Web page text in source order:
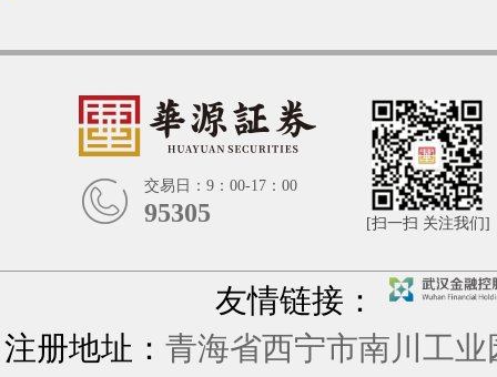
交易日：9：00-17：00
95305 [扫一扫 关注我们]
友情链接：
注册地址： 青海省西宁市南川工